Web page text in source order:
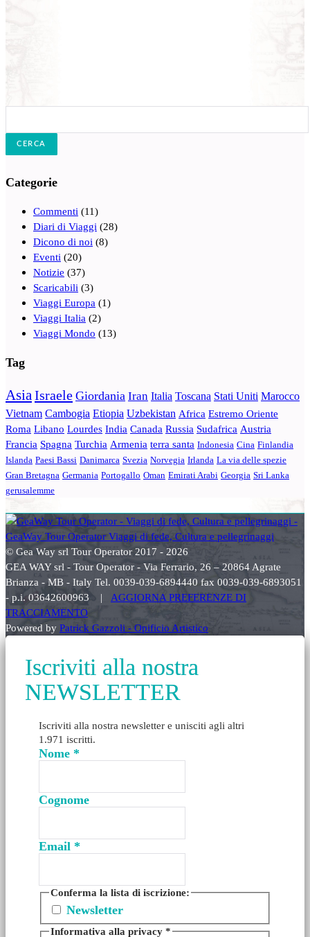
Categorie
Commenti (11)
Diari di Viaggi (28)
Dicono di noi (8)
Eventi (20)
Notizie (37)
Scaricabili (3)
Viaggi Europa (1)
Viaggi Italia (2)
Viaggi Mondo (13)
Tag
Asia Israele Giordania Iran Italia Toscana Stati Uniti Marocco
Vietnam Cambogia Etiopia Uzbekistan Africa Estremo Oriente
Roma Libano Lourdes India Canada Russia Sudafrica Austria
Francia Spagna Turchia Armenia terra santa Indonesia Cina Finlandia
Islanda Paesi Bassi Danimarca Svezia Norvegia Irlanda La via delle spezie
Gran Bretagna Germania Portogallo Oman Emirati Arabi Georgia Sri Lanka
gerusalemme
© Gea Way srl Tour Operator 2017 - 2026
GEA WAY srl - Tour Operator - Via Ferrario, 26 – 20864 Agrate
Brianza - MB - Italy Tel. 0039-039-6894440 fax 0039-039-6893051
- p.i. 03642600963 | AGGIORNA PREFERENZE DI
TRACCIAMENTO
Powered by Patrick Gazzoli - Opificio Artistico
Iscriviti alla nostra
NEWSLETTER
Iscriviti alla nostra newsletter e unisciti agli altri
1.971 iscritti.
Nome *
Cognome
Email *
Conferma la lista di iscrizione:
Newsletter
Informativa alla privacy*